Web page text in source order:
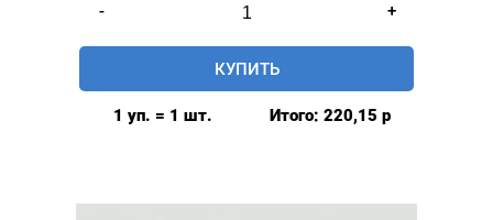
-
Люверсы
стальные
+
КУПИТЬ
1 уп. = 1 шт. Итого: 220,15 р